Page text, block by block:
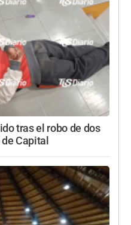
tras el robo de dos
Capital